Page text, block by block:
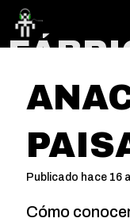
Publicado hace 16
Cómo